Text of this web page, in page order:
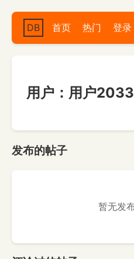
DB 首页 热门 登录
用户：用户
发布的帖子
暂无发